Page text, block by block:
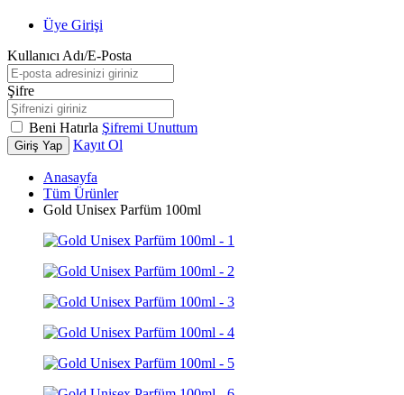
Üye Girişi
Kullanıcı Adı/E-Posta
Şifre
Beni Hatırla Şifremi Unuttum
Giriş Yap Kayıt Ol
Anasayfa
Tüm Ürünler
Gold Unisex Parfüm 100ml